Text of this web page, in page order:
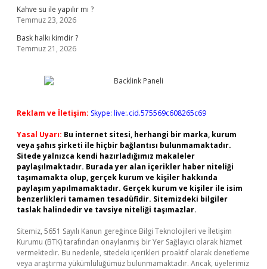
Kahve su ile yapılır mı ?
Temmuz 23, 2026
Bask halkı kimdir ?
Temmuz 21, 2026
Reklam ve İletişim: Skype: live:.cid.575569c608265c69
Yasal Uyarı: Bu internet sitesi, herhangi bir marka, kurum
veya şahıs şirketi ile hiçbir bağlantısı bulunmamaktadır.
Sitede yalnızca kendi hazırladığımız makaleler
paylaşılmaktadır. Burada yer alan içerikler haber niteliği
taşımamakta olup, gerçek kurum ve kişiler hakkında
paylaşım yapılmamaktadır. Gerçek kurum ve kişiler ile isim
benzerlikleri tamamen tesadüfidir. Sitemizdeki bilgiler
taslak halindedir ve tavsiye niteliği taşımazlar.
Sitemiz, 5651 Sayılı Kanun gereğince Bilgi Teknolojileri ve İletişim
Kurumu (BTK) tarafından onaylanmış bir Yer Sağlayıcı olarak hizmet
vermektedir. Bu nedenle, sitedeki içerikleri proaktif olarak denetleme
veya araştırma yükümlülüğümüz bulunmamaktadır. Ancak, üyelerimiz